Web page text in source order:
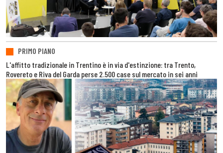
PRIMO PIANO
L'affitto tradizionale in Trentino è in via d'estinzione: tra Trento,
Rovereto e Riva del Garda perse 2.500 case sul mercato in sei anni